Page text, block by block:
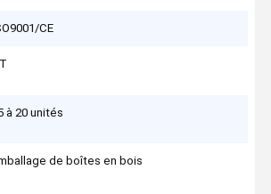
CE
à 20 unités
de boîtes en bois